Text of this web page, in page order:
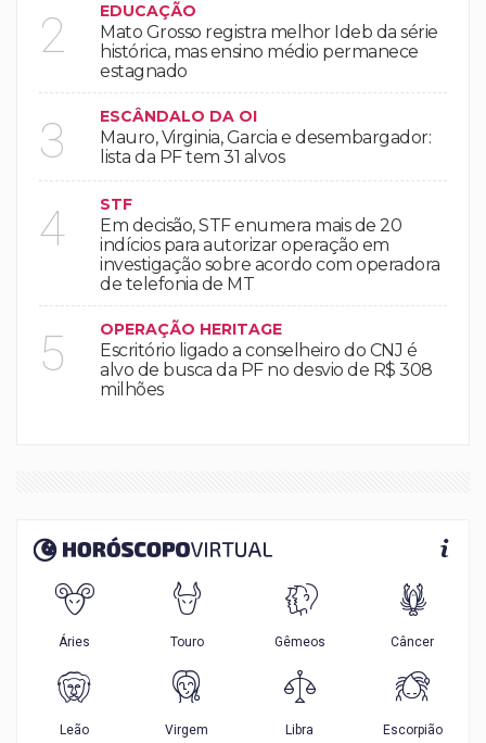
2 EDUCAÇÃO
Mato Grosso registra melhor Ideb da série
histórica, mas ensino médio permanece
estagnado
3 ESCÂNDALO DA OI
Mauro, Virginia, Garcia e desembargador:
lista da PF tem 31 alvos
4 STF
Em decisão, STF enumera mais de 20
indícios para autorizar operação em
investigação sobre acordo com operadora
de telefonia de MT
5 OPERAÇÃO HERITAGE
Escritório ligado a conselheiro do CNJ é
alvo de busca da PF no desvio de R$ 308
milhões